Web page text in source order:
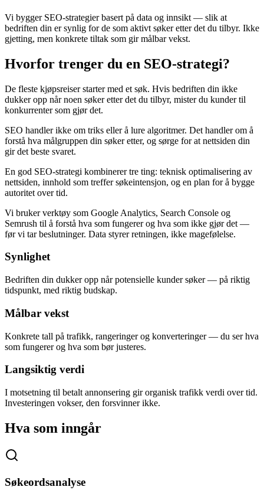
Vi bygger SEO-strategier basert på data og innsikt — slik at
bedriften din er synlig for de som aktivt søker etter det du tilbyr. Ikke
gjetting, men konkrete tiltak som gir målbar vekst.
Hvorfor trenger du en SEO-strategi?
De fleste kjøpsreiser starter med et søk. Hvis bedriften din ikke
dukker opp når noen søker etter det du tilbyr, mister du kunder til
konkurrenter som gjør det.
SEO handler ikke om triks eller å lure algoritmer. Det handler om å
forstå hva målgruppen din søker etter, og sørge for at nettsiden din
gir det beste svaret.
En god SEO-strategi kombinerer tre ting: teknisk optimalisering av
nettsiden, innhold som treffer søkeintensjon, og en plan for å bygge
autoritet over tid.
Vi bruker verktøy som Google Analytics, Search Console og
Semrush til å forstå hva som fungerer og hva som ikke gjør det —
før vi tar beslutninger. Data styrer retningen, ikke magefølelse.
Synlighet
Bedriften din dukker opp når potensielle kunder søker — på riktig
tidspunkt, med riktig budskap.
Målbar vekst
Konkrete tall på trafikk, rangeringer og konverteringer — du ser hva
som fungerer og hva som bør justeres.
Langsiktig verdi
I motsetning til betalt annonsering gir organisk trafikk verdi over tid.
Investeringen vokser, den forsvinner ikke.
Hva som inngår
Søkeordsanalyse